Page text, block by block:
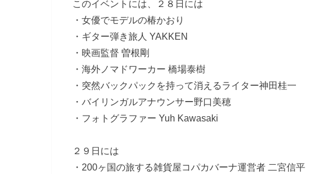
このイベントには、２８日には
・女優でモデルの椿かおり
・ギター弾き旅人 YAKKEN
・映画監督 曽根剛
・海外ノマドワーカー 橋場泰樹
・突然バックパックを持って消えるライター神田桂一
・バイリンガルアナウンサー野口美穂
・フォトグラファー Yuh Kawasaki
２９日には
・200ヶ国の旅する雑貨屋コパカバーナ運営者 二宮信平